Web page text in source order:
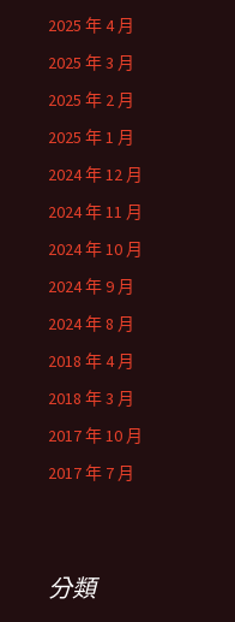
2025 年 4 月
2025 年 3 月
2025 年 2 月
2025 年 1 月
2024 年 12 月
2024 年 11 月
2024 年 10 月
2024 年 9 月
2024 年 8 月
2018 年 4 月
2018 年 3 月
2017 年 10 月
2017 年 7 月
分類